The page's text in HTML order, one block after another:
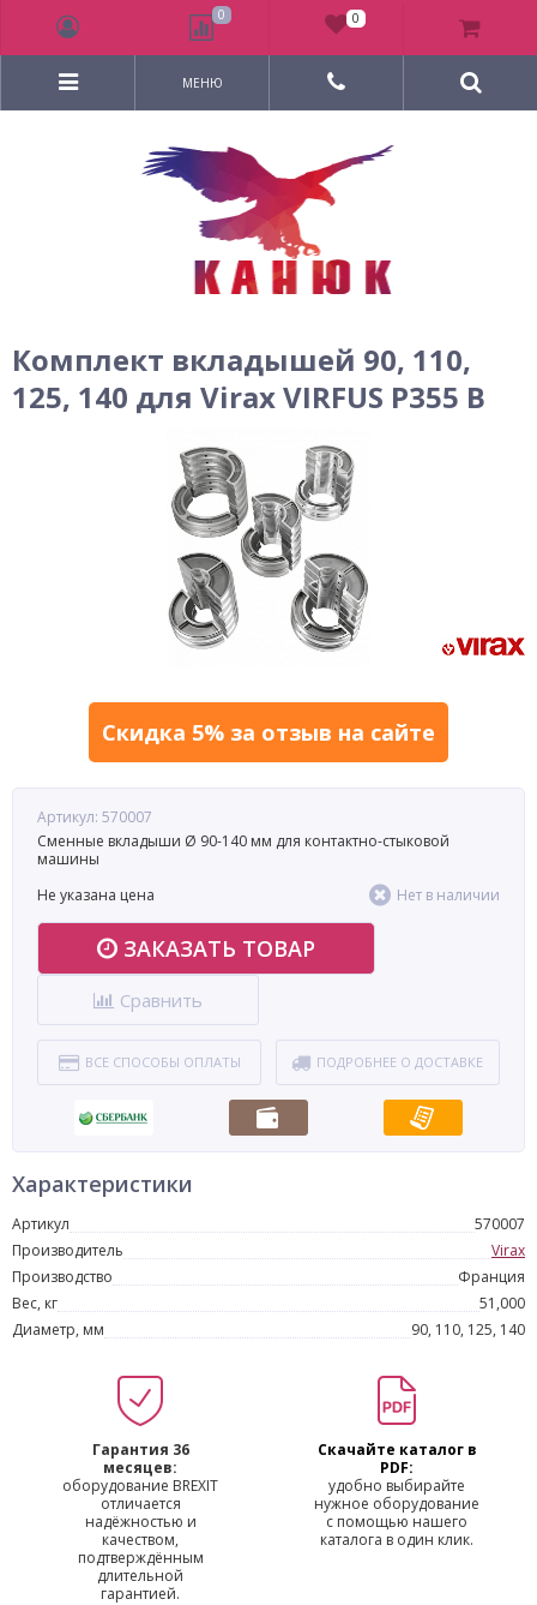
МЕНЮ
Комплект вкладышей 90, 110,
125, 140 для Virax VIRFUS P355 B
Скидка 5% за отзыв на сайте
Артикул: 570007
Сменные вкладыши Ø 90-140 мм для контактно-стыковой
машины
Не указана цена
Нет в наличии
ЗАКАЗАТЬ ТОВАР
Сравнить
ВСЕ СПОСОБЫ ОПЛАТЫ ПОДРОБНЕЕ О ДОСТАВКЕ
Характеристики
Артикул
570007
Производитель
Virax
Производство
Франция
Вес, кг
51,000
Диаметр, мм
90, 110, 125, 140
Гарантия 36
месяцев:
оборудование BREXIT
отличается
надёжностью и
качеством,
подтверждённым
длительной
гарантией.
Скачайте каталог в
PDF:
удобно выбирайте
нужное оборудование
с помощью нашего
каталога в один клик.
0 0